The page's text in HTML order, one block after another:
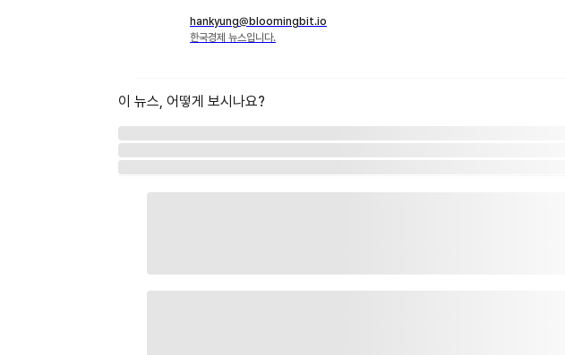
hankyung@bloomingbit.io
한국경제 뉴스입니다.
이 뉴스, 어떻게 보시나요?